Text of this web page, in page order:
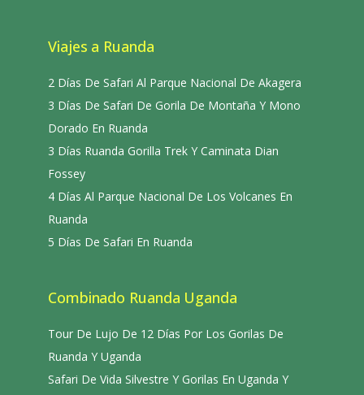
Viajes a Ruanda
2 Días De Safari Al Parque Nacional De Akagera
3 Días De Safari De Gorila De Montaña Y Mono
Dorado En Ruanda
3 Días Ruanda Gorilla Trek Y Caminata Dian
Fossey
4 Días Al Parque Nacional De Los Volcanes En
Ruanda
5 Días De Safari En Ruanda
Combinado Ruanda Uganda
Tour De Lujo De 12 Días Por Los Gorilas De
Ruanda Y Uganda
Safari De Vida Silvestre Y Gorilas En Uganda Y